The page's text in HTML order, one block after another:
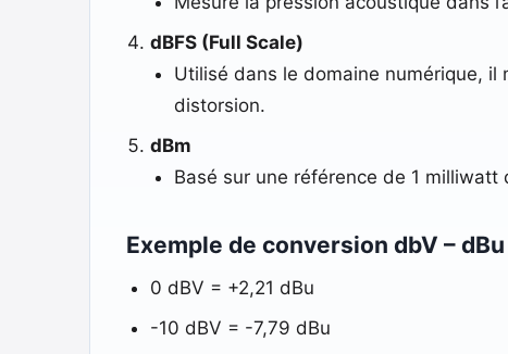
dBFS (Full Scale)
Utilisé dans le domaine numérique, il
distorsion.
dBm
Basé sur une référence de 1
Exemple de conversion dbV – dBu
0 dBV = +2,21 dBu
-10 dBV = -7,79 dBu